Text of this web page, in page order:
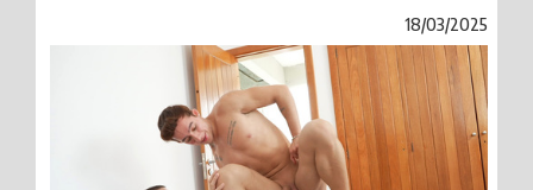
18/03/2025